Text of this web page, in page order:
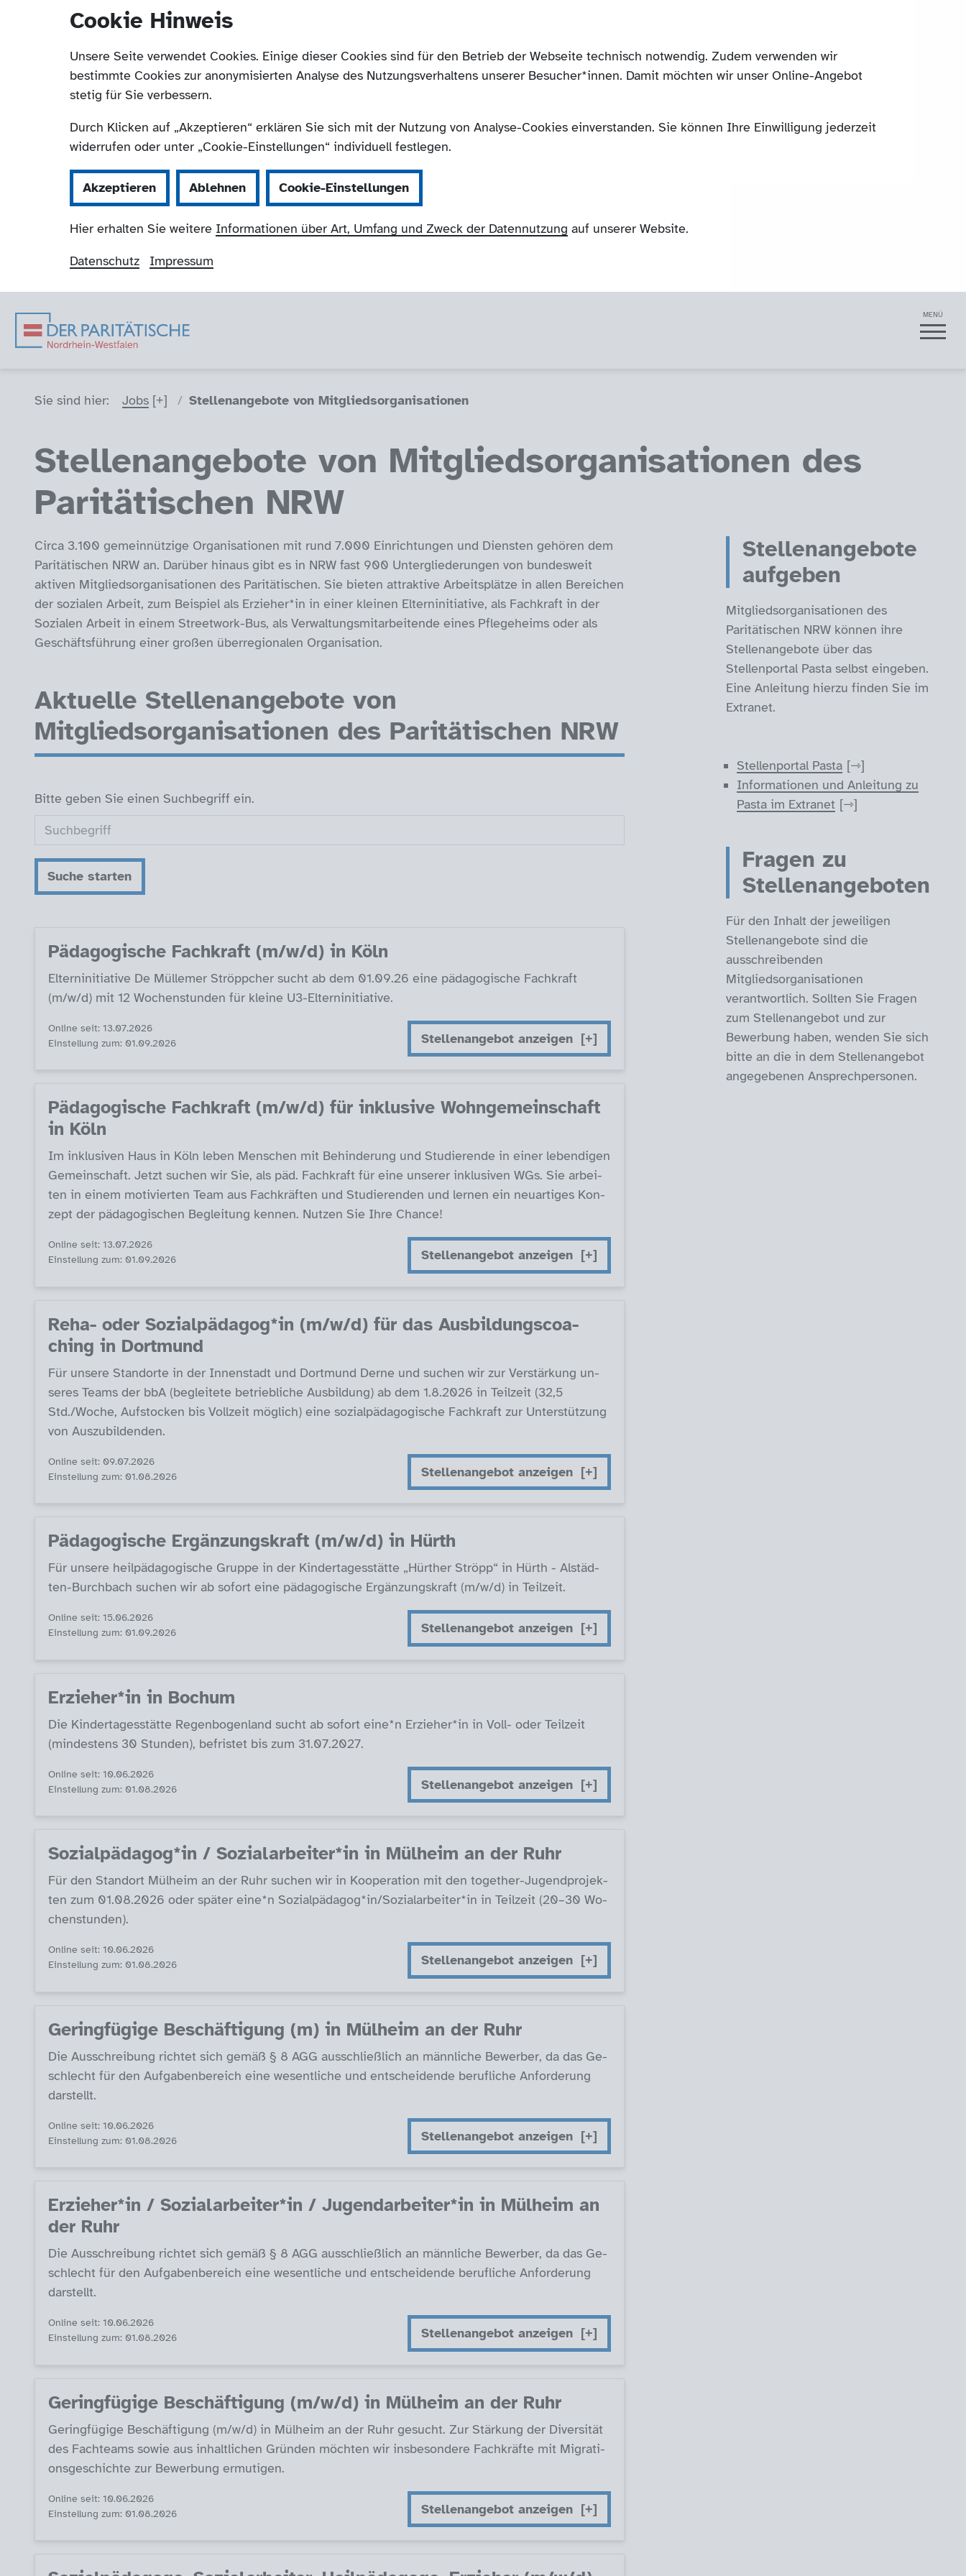
Cookie Hinweis
Unsere Seite verwendet Cookies. Einige dieser Cookies sind für den Betrieb der Webseite technisch notwendig. Zudem verwenden wir
bestimmte Cookies zur anonymisierten Analyse des Nutzungsverhaltens unserer Besucher*innen. Damit möchten wir unser Online-Angebot
stetig für Sie verbessern.
Durch Klicken auf „Akzeptieren“ erklären Sie sich mit der Nutzung von Analyse-Cookies einverstanden. Sie können Ihre Einwilligung jederzeit
widerrufen oder unter „Cookie-Einstellungen“ individuell festlegen.
Akzeptieren Ablehnen Cookie-Einstellungen
Hier erhalten Sie weitere Informationen über Art, Umfang und Zweck der Datennutzung auf unserer Website.
Datenschutz Impressum
Der Paritätische NRW
Navigation MENÜ
Sie sind hier: Jobs Stellenangebote von Mitgliedsorganisationen
Stellenangebote von Mitgliedsorganisationen des
Paritätischen NRW
Circa 3.100 gemeinnützige Organisationen mit rund 7.000 Einrichtungen und Diensten gehören dem
Paritätischen NRW an. Darüber hinaus gibt es in NRW fast 900 Untergliederungen von bundesweit
aktiven Mitgliedsorganisationen des Paritätischen. Sie bieten attraktive Arbeitsplätze in allen Bereichen
der sozialen Arbeit, zum Beispiel als Erzieher*in in einer kleinen Elterninitiative, als Fachkraft in der
Sozialen Arbeit in einem Streetwork-Bus, als Verwaltungsmitarbeitende eines Pflegeheims oder als
Geschäftsführung einer großen überregionalen Organisation.
Aktuelle Stellenangebote von
Mitgliedsorganisationen des Paritätischen NRW
Bitte geben Sie einen Suchbegriff ein.
Suche starten
Päda­go­gi­sche Fach­kraft (m/w/d) in Köln
El­tern­in­i­tia­ti­ve De Mül­le­mer Ströpp­cher sucht ab dem 01.09.26 ei­ne päda­go­gi­sche Fach­kraft
(m/w/d) mit 12 Wo­chen­stun­den für klei­ne U3-El­tern­in­i­tia­ti­ve.
Online seit: 13.07.2026
Einstellung zum: 01.09.2026
Stellenangebot anzeigen
Päda­go­gi­sche Fach­kraft (m/w/d) für in­k­lu­si­ve Wohn­ge­mein­schaft
in Köln
Im in­k­lu­si­ven Haus in Köln le­ben Men­schen mit Be­hin­de­rung und Stu­die­ren­de in ei­ner le­ben­di­gen
Ge­mein­schaft. Jetzt su­chen wir Sie, als päd. Fach­kraft für ei­ne un­se­rer in­k­lu­si­ven WGs. Sie ar­bei­
ten in ei­nem mo­ti­vier­ten Team aus Fach­kräf­ten und Stu­die­ren­den und ler­nen ein neu­ar­ti­ges Kon­
zept der päda­go­gi­schen Be­g­lei­tung ken­nen. Nut­zen Sie Ih­re Chan­ce!
Online seit: 13.07.2026
Einstellung zum: 01.09.2026
Stellenangebot anzeigen
Reha- oder So­zial­päda­gog*in (m/w/d) für das Aus­bil­dungs­coa­
ching in Dort­mund
Für un­se­re Stand­or­te in der In­nen­stadt und Dort­mund Der­ne und su­chen wir zur Ver­stär­kung un­
se­res Teams der bbA (be­g­lei­te­te be­trieb­li­che Aus­bil­dung) ab dem 1.8.2026 in Teil­zeit (32,5
Std./Wo­che, Auf­sto­cken bis Voll­zeit mög­lich) ei­ne so­zial­päda­go­gi­sche Fach­kraft zur Un­ter­stüt­zung
von Aus­zu­bil­den­den.
Online seit: 09.07.2026
Einstellung zum: 01.08.2026
Stellenangebot anzeigen
Päda­go­gi­sche Er­gän­zungs­kraft (m/w/d) in Hürth
Für un­se­re heil­päda­go­gi­sche Grup­pe in der Kin­der­ta­ges­stät­te „Hürt­her Ströp­p“ in Hürth - Al­städ­
ten-Burch­bach su­chen wir ab so­fort ei­ne päda­go­gi­sche Er­gän­zungs­kraft (m/w/d) in Teil­zeit.
Online seit: 15.06.2026
Einstellung zum: 01.09.2026
Stellenangebot anzeigen
Er­zie­her*in in Bochum
Die Kin­der­ta­ges­stät­te Re­gen­bo­gen­land sucht ab so­fort ei­ne*n Er­zie­her*in in Voll- oder Teil­zeit
(min­des­tens 30 Stun­den), be­fris­tet bis zum 31.07.2027.
Online seit: 10.06.2026
Einstellung zum: 01.08.2026
Stellenangebot anzeigen
So­zial­päda­gog*in / So­zial­ar­bei­ter*in in Mül­heim an der Ruhr
Für den Stand­ort Mül­heim an der Ruhr su­chen wir in Ko­ope­ra­ti­on mit den to­ge­ther-Ju­gend­pro­jek­
ten zum 01.08.2026 oder spä­ter ei­ne*n So­zial­päda­gog*in/So­zial­ar­bei­ter*in in Teil­zeit (20–30 Wo­
chen­stun­den).
Online seit: 10.06.2026
Einstellung zum: 01.08.2026
Stellenangebot anzeigen
Ge­ring­fü­g­i­ge Be­schäf­ti­gung (m) in Mül­heim an der Ruhr
Die Aus­sch­rei­bung rich­tet sich ge­mäß § 8 AGG aus­sch­ließ­lich an männ­li­che Be­wer­ber, da das Ge­
sch­lecht für den Auf­ga­ben­be­reich ei­ne we­sent­li­che und ent­schei­den­de be­ruf­li­che An­for­de­rung
dar­s­tellt.
Online seit: 10.06.2026
Einstellung zum: 01.08.2026
Stellenangebot anzeigen
Er­zie­her*in / So­zial­ar­bei­ter*in / Ju­gend­ar­bei­ter*in in Mül­heim an
der Ruhr
Die Aus­sch­rei­bung rich­tet sich ge­mäß § 8 AGG aus­sch­ließ­lich an männ­li­che Be­wer­ber, da das Ge­
sch­lecht für den Auf­ga­ben­be­reich ei­ne we­sent­li­che und ent­schei­den­de be­ruf­li­che An­for­de­rung
dar­s­tellt.
Online seit: 10.06.2026
Einstellung zum: 01.08.2026
Stellenangebot anzeigen
Ge­ring­fü­g­i­ge Be­schäf­ti­gung (m/w/d) in Mül­heim an der Ruhr
Ge­ring­fü­g­i­ge Be­schäf­ti­gung (m/w/d) in Mül­heim an der Ruhr ge­sucht. Zur Stär­kung der Di­ver­si­tät
des Fach­teams so­wie aus in­halt­li­chen Grün­den möch­ten wir ins­be­son­de­re Fach­kräf­te mit Mi­g­ra­ti­
ons­ge­schich­te zur Be­wer­bung er­mu­ti­gen.
Online seit: 10.06.2026
Einstellung zum: 01.08.2026
Stellenangebot anzeigen
Stellenangebote
aufgeben
Mitgliedsorganisationen des
Paritätischen NRW können ihre
Stellenangebote über das
Stellenportal Pasta selbst eingeben.
Eine Anleitung hierzu finden Sie im
Extranet.
Stellenportal Pasta
Informationen und Anleitung zu
Pasta im Extranet
Fragen zu
Stellenangeboten
Für den Inhalt der jeweiligen
Stellenangebote sind die
ausschreibenden
Mitgliedsorganisationen
verantwortlich. Sollten Sie Fragen
zum Stellenangebot und zur
Bewerbung haben, wenden Sie sich
bitte an die in dem Stellenangebot
angegebenen Ansprechpersonen.